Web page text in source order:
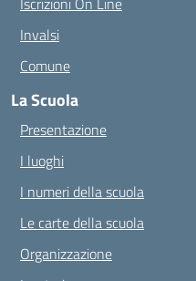
Invalsi
Comune
La Scuola
Presentazione
I luoghi
I numeri della scuola
Le carte della scuola
Organizzazione